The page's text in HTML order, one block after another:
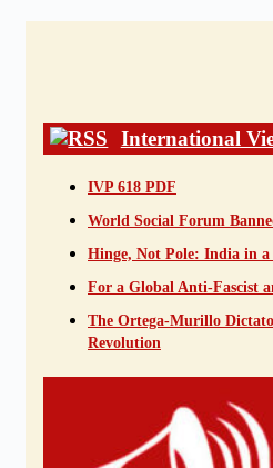
International
IVP 618 PDF
World Social Forum
Hinge, Not Pole: India in
For a Global Anti-Fascist
The Ortega-Murillo
Revolution